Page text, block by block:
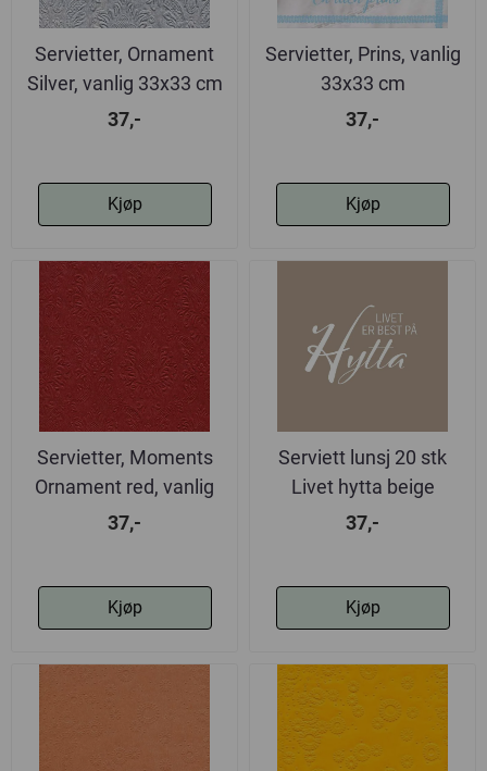
Servietter, Ornament
Silver, vanlig 33x33 cm
37,-
Kjøp
Servietter, Prins, vanlig
33x33 cm
37,-
Kjøp
Servietter, Moments
Ornament red, vanlig
33x33 cm
37,-
Kjøp
Serviett lunsj 20 stk
Livet hytta beige
37,-
Kjøp